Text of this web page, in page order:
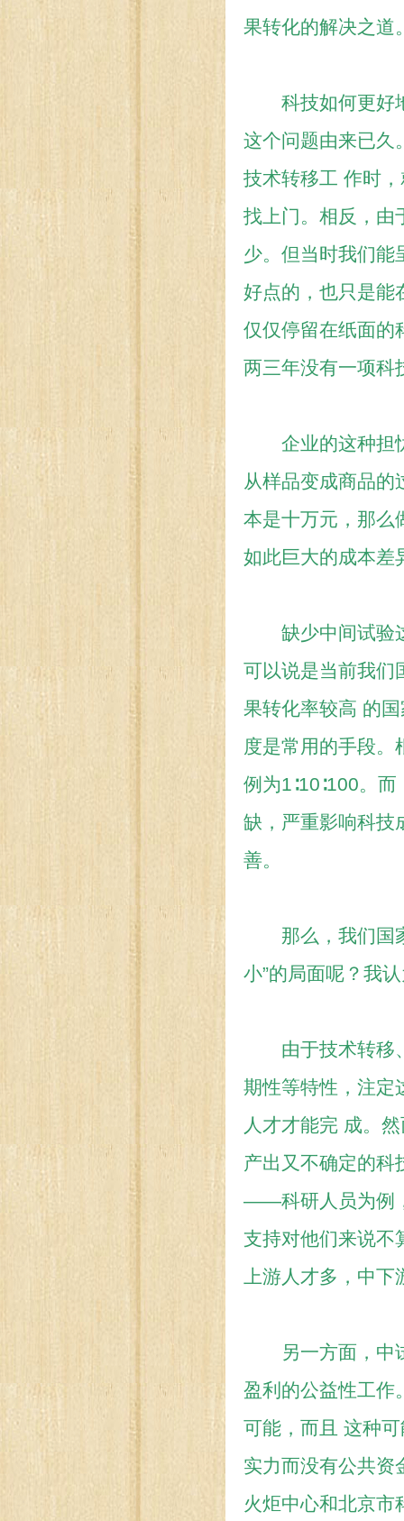
果转化的解决之道
科技如何更好地
这个问题由来已久
技术转移工 作时
找上门。相反，由
少。但当时我们能
好点的，也只是能
仅仅停留在纸面的
两三年没有一项科
企业的这种担忧
从样品变成商品
本是十万元，那么
如此巨大的成本差
缺少中间试验这
可以说是当前我们
果转化率较高 的
度是常用的手段。
例为1∶10∶100。
缺，严重影响科技
善。
那么，我们国家
小”的局面呢？我
由于技术转移、
期性等特性，注定
人才才能完 成。
产出又不确定的科
——科研人员为例
支持对他们来说不
上游人才多，中
另一方面，中试
盈利的公益性工作
可能，而且 这种
实力而没有公共资
火炬中心和北京市